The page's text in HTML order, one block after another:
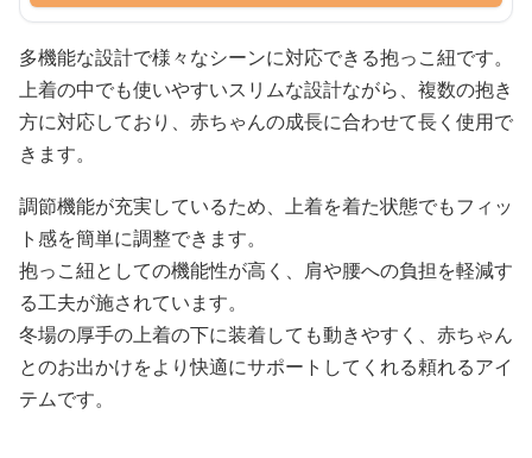
多機能な設計で様々なシーンに対応できる抱っこ紐です。
上着の中でも使いやすいスリムな設計ながら、複数の抱き
方に対応しており、赤ちゃんの成長に合わせて長く使用で
きます。
調節機能が充実しているため、上着を着た状態でもフィッ
ト感を簡単に調整できます。
抱っこ紐としての機能性が高く、肩や腰への負担を軽減す
る工夫が施されています。
冬場の厚手の上着の下に装着しても動きやすく、赤ちゃん
とのお出かけをより快適にサポートしてくれる頼れるアイ
テムです。